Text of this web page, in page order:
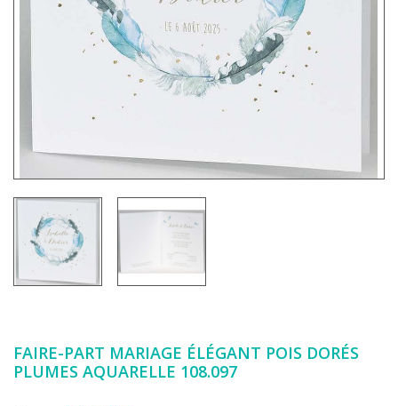
FAIRE-PART MARIAGE ÉLÉGANT POIS DORÉS
PLUMES AQUARELLE 108.097